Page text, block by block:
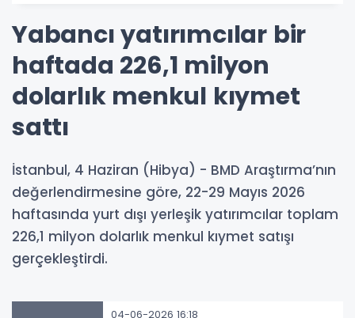
Yabancı yatırımcılar bir
haftada 226,1 milyon
dolarlık menkul kıymet
sattı
İstanbul, 4 Haziran (Hibya) - BMD Araştırma’nın
değerlendirmesine göre, 22-29 Mayıs 2026
haftasında yurt dışı yerleşik yatırımcılar toplam
226,1 milyon dolarlık menkul kıymet satışı
gerçekleştirdi.
04-06-2026 16:18